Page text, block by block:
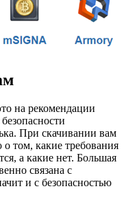
на рекомендации
При скачивании вам
том, какие требования
а какие нет. Большая
связана с
и с безопасностью